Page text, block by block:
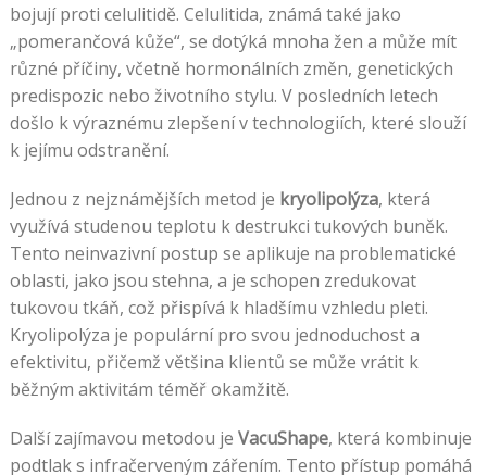
bojují proti celulitidě. Celulitida, známá také jako
„pomerančová kůže“, se dotýká mnoha žen a může mít
různé příčiny, včetně hormonálních změn, genetických
predispozic nebo životního stylu. V posledních letech
došlo k výraznému zlepšení v technologiích, které slouží
k jejímu odstranění.
Jednou z nejznámějších metod je kryolipolýza, která
využívá studenou teplotu k destrukci tukových buněk.
Tento neinvazivní postup se aplikuje na problematické
oblasti, jako jsou stehna, a je schopen zredukovat
tukovou tkáň, což přispívá k hladšímu vzhledu pleti.
Kryolipolýza je populární pro svou jednoduchost a
efektivitu, přičemž většina klientů se může vrátit k
běžným aktivitám téměř okamžitě.
Další zajímavou metodou je VacuShape, která kombinuje
podtlak s infračerveným zářením. Tento přístup pomáhá